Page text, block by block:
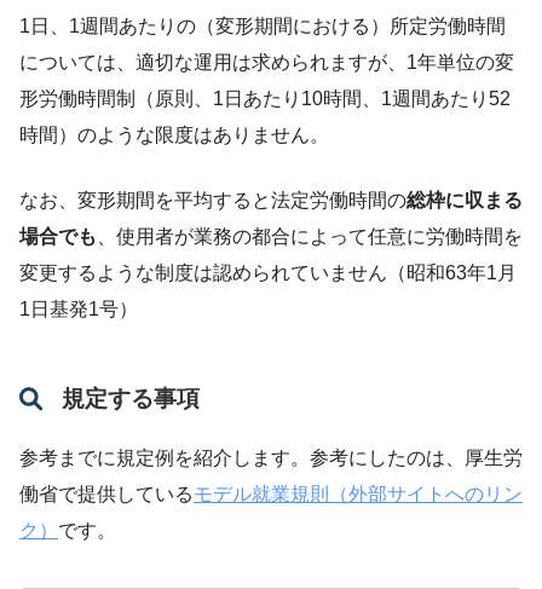
1日、1週間あたりの（変形期間における）所定労働時間
については、適切な運用は求められますが、1年単位の変
形労働時間制（原則、1日あたり10時間、1週間あたり52
時間）のような限度はありません。
なお、変形期間を平均すると法定労働時間の総枠に収まる
場合でも
、使用者が業務の都合によって任意に労働時間を
変更するような制度は認められていません（昭和63年1月
1日基発1号）
規定する事項
参考までに規定例を紹介します。参考にしたのは、厚生労
働省で提供しているモデル就業規則（外部サイトへのリン
ク） です。